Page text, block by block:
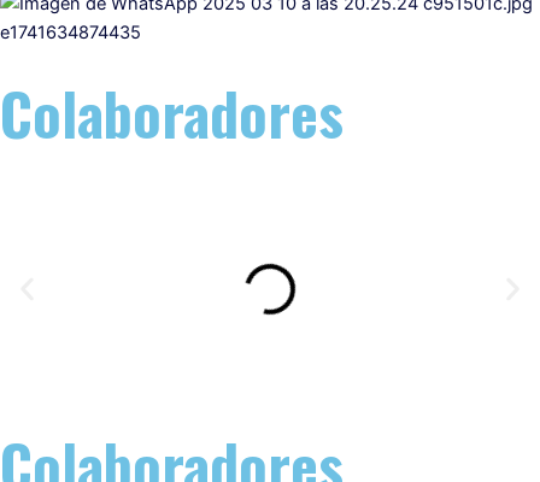
Colaboradores
Colaboradores